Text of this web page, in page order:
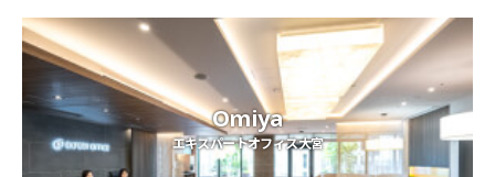
Omiya
エキスパートオフィス大宮